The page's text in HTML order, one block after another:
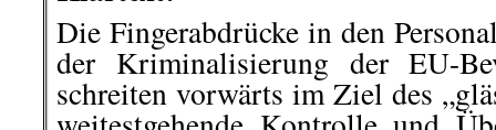
Die Fingerabdrücke in den
der Kriminalisierung der EU-
schreiten vorwärts im Ziel des